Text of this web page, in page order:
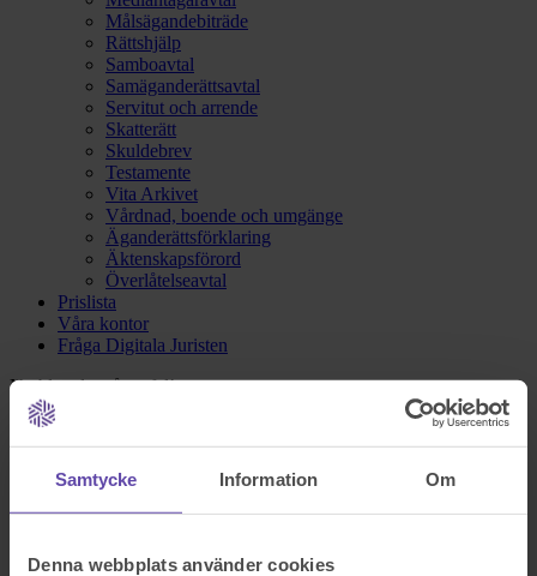
Samtycke Information Om
Denna webbplats använder cookies
Målsägandebiträde
Rättshjälp
Samboavtal
Samäganderättsavtal
Servitut och arrende
Skatterätt
Skuldebrev
Testamente
Vita Arkivet
Vårdnad, boende och umgänge
Äganderättsförklaring
Äktenskapsförord
Överlåtelseavtal
Prislista
Våra kontor
Fråga Digitala Juristen
Nu blev det något fel!
support@familjensjurist.se.